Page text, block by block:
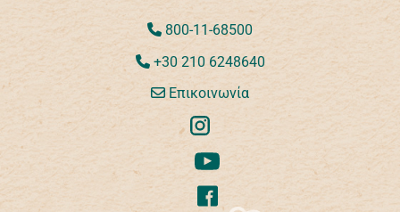
800-11-68500
+30 210 6248640
Επικοινωνία